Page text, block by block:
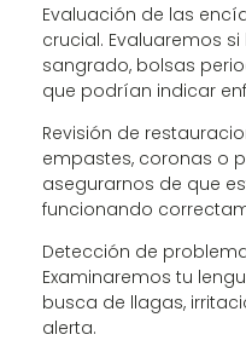
Evaluación de las
crucial. Evaluaremos
sangrado, bolsas
que podrían indicar
Revisión de
empastes, coronas o
asegurarnos de que
funcionando
Detección de
Examinaremos tu
busca de llagas,
alerta.